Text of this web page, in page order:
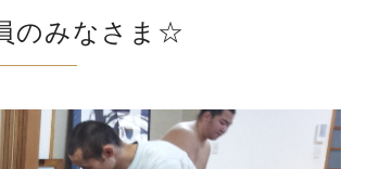
のみなさま☆